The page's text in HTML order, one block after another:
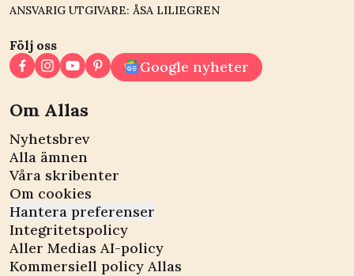
ANSVARIG UTGIVARE: ÅSA LILIEGREN
Följ oss
Google nyheter
Om Allas
Nyhetsbrev
Alla ämnen
Våra skribenter
Om cookies
Hantera preferenser
Integritetspolicy
Aller Medias AI-policy
Kommersiell policy Allas